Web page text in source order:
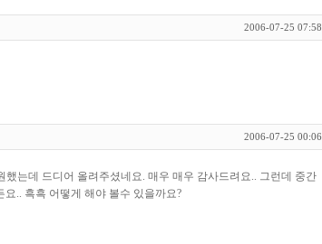
2006-07-25 07:58
2006-07-25 00:06
는데 드디어 올려주셨네요. 매우 매우 감사드려요.. 그런데 중간
.. 흑흑 어떻게 해야 볼수 있을까요?